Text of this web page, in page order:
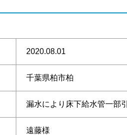
2020.08.01
千葉県柏市柏
漏水により床下給水管一部
遠藤様